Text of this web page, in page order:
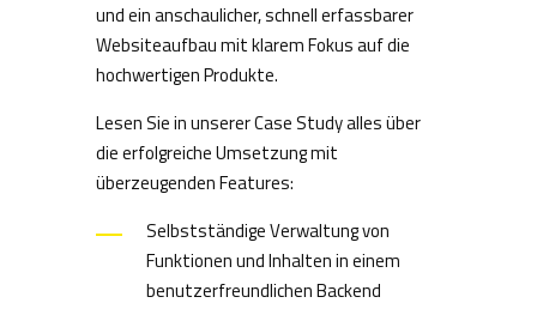
und ein anschaulicher, schnell erfassbarer
Websiteaufbau mit klarem Fokus auf die
hochwertigen Produkte.
Lesen Sie in unserer Case Study alles über
die erfolgreiche Umsetzung mit
überzeugenden Features:
Selbstständige Verwaltung von
Funktionen und Inhalten in einem
benutzerfreundlichen Backend